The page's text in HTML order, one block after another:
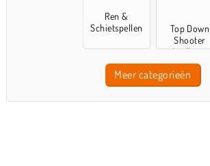
Ren &
Schietspellen
Top Down
Shooter
Spelletjes
Meer categorieën